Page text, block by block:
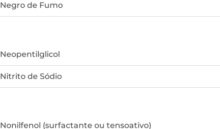
Negro de Fumo
Neopentilglicol
Nitrito de Sódio
Nonilfenol (surfactante ou tensoativo)